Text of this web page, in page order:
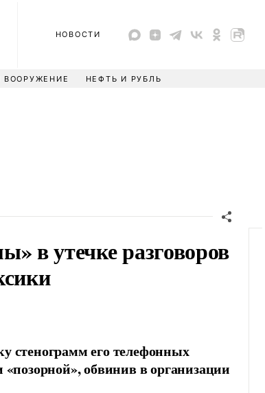
НОВОСТИ
ВООРУЖЕНИЕ НЕФТЬ И РУБЛЬ
в утечке разговоров
стенограмм его телефонных
обвинив в организации